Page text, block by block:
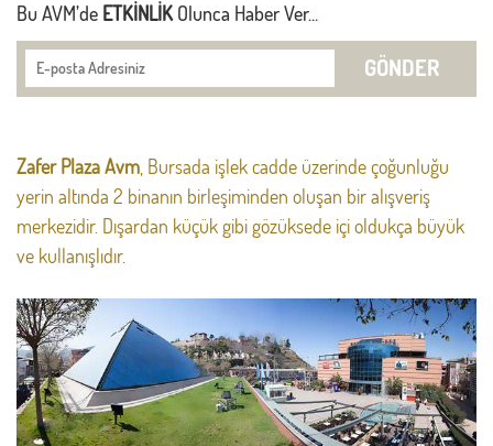
Bu AVM’de ETKİNLİKOlunca Haber Ver...
GÖNDER
Zafer Plaza Avm, Bursada işlek cadde üzerinde çoğunluğu
yerin altında 2 binanın birleşiminden oluşan bir alışveriş
merkezidir. Dışardan küçük gibi gözüksede içi oldukça büyük
ve kullanışlıdır.